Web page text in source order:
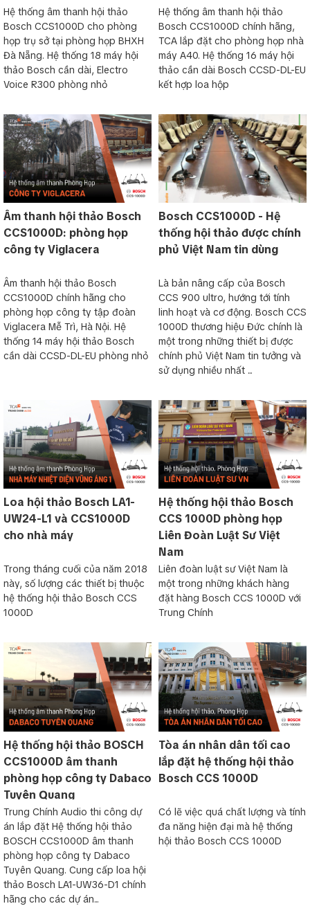
Hệ thống âm thanh hội thảo
Bosch CCS1000D cho phòng
họp trụ sở tại phòng họp BHXH
Đà Nẵng. Hệ thống 18 máy hội
thảo Bosch cần dài, Electro
Voice R300 phòng nhỏ
Hệ thống âm thanh hội thảo
Bosch CCS1000D chính hãng,
TCA lắp đặt cho phòng họp nhà
máy A40. Hệ thống 16 máy hội
thảo cần dài Bosch CCSD-DL-EU
kết hợp loa hộp
Âm thanh hội thảo Bosch
CCS1000D: phòng họp
công ty Viglacera
Âm thanh hội thảo Bosch
CCS1000D chính hãng cho
phòng họp công ty tập đoàn
Viglacera Mễ Trì, Hà Nội. Hệ
thống 14 máy hội thảo Bosch
cần dài CCSD-DL-EU phòng nhỏ
Bosch CCS1000D - Hệ
thống hội thảo được chính
phủ Việt Nam tin dùng
Là bản nâng cấp của Bosch
CCS 900 ultro, hướng tới tính
linh hoạt và cơ động. Bosch CCS
1000D thương hiệu Đức chính là
một trong những thiết bị được
chính phủ Việt Nam tin tưởng và
sử dụng nhiều nhất ...
Loa hội thảo Bosch LA1-
UW24-L1 và CCS1000D
cho nhà máy
Trong tháng cuối của năm 2018
này, số lượng các thiết bị thuộc
hệ thống hội thảo Bosch CCS
1000D
Hệ thống hội thảo Bosch
CCS 1000D phòng họp
Liên Đoàn Luật Sư Việt
Nam
Liên đoàn luật sư Việt Nam là
một trong những khách hàng
đặt hàng Bosch CCS 1000D với
Trung Chính
Hệ thống hội thảo BOSCH
CCS1000D âm thanh
phòng họp công ty Dabaco
Tuyên Quang
Trung Chính Audio thi công dự
án lắp đặt Hệ thống hội thảo
BOSCH CCS1000D âm thanh
phòng họp công ty Dabaco
Tuyên Quang. Cung cấp loa hội
thảo Bosch LA1-UW36-D1 chính
hãng cho các dự án...
Tòa án nhân dân tối cao
lắp đặt hệ thống hội thảo
Bosch CCS 1000D
Có lẽ việc quá chất lượng và tính
đa năng hiện đại mà hệ thống
hội thảo Bosch CCS 1000D